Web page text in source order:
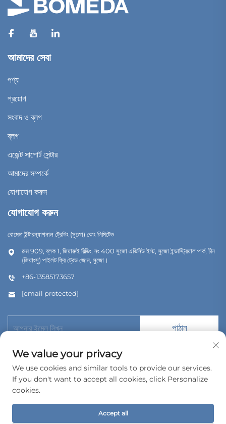
আমাদের সেবা
পণ্য
প্রয়োগ
সংবাদ ও ব্লগ
ব্লগ
এজেন্ট সাপোর্ট সেন্টার
আমাদের সম্পর্কে
যোগাযোগ করুন
যোগাযোগ করুন
বোমেদা ইন্টারন্যাশনাল ট্রেডিং (সুজো) কোং লিমিটেড
রুম 909, ব্লক 1, জিয়ারুই বিল্ডিং, নং 400 সুজো এভিনিউ ইস্ট, সুজো ইন্ডাস্ট্রিয়াল পার্ক, চীন
(জিয়াংসু) পাইলট ফ্রি ট্রেড জোন, সুজো।
+86-13585173657
[email protected]
পাঠান
কপিরাইট © 2026 বোমেদা ইন্টারন্যাশনাল ট্রেডিং (সুজৌ) কোং, লিমিটেড। সর্বস্বত্ব সংরক্ষিত।
গোপনীয়তা নীতি
We value your privacy
We use cookies and similar tools to provide our services.
If you don't want to accept all cookies, click Personalize
cookies.
Accept all